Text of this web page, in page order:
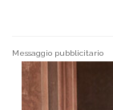
Messaggio pubblicitario